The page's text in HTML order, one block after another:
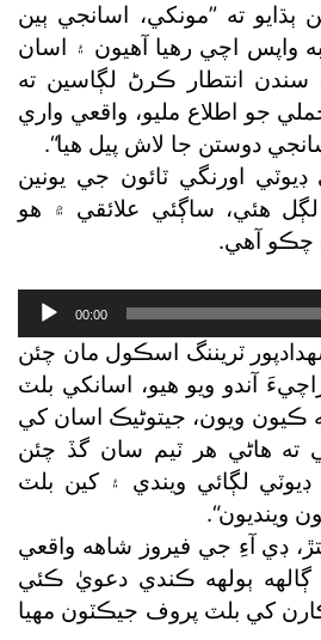
ٻڌايو ته ”مونکي، اسانجي ٻين
واپس اچي رهيا آهيون ۽ اسان
سندن انتطار ڪرڻ لڳاسين ته
جو اطلاع مليو، واقعي واري
دوستن جا لاش پيل هيا“.
اورنگي ٽائون جي يونين
نمبر 8 ۾ لڳل هئي، ساڳئي علائقي ۾ هو
چڪو آهي.
Audio
Player
00:00
ٽريننگ اسڪول مان چئن
آندو ويو هيو، اسانکي بلٽ
ڪيون ويون، جيتوڻيڪ اسان کي
ته هاڻي هر ٽيم سان گڏ چئن
لڳائي ويندي ۽ کين بلٽ
وينديون“.
ڊي آءِ جي فيروز شاهه واقعي
ڳالهه ٻولهه ڪندي دعويٰ ڪئي
کي بلٽ پروف جيڪٽون مهيا